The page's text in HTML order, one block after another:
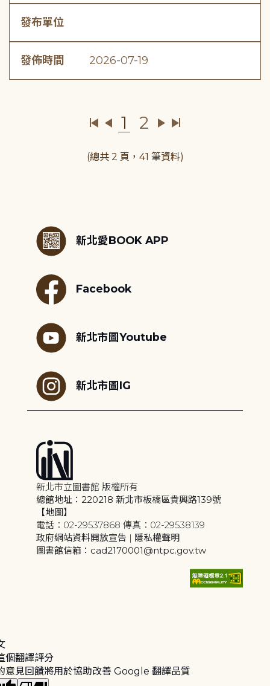
發布單位
發佈時間 2026-07-19
1 2
(總共 2 頁，41 筆資料)
新北愛BOOK APP
Facebook
新北市圖Youtube
新北市圖IG
新北市立圖書館 版權所有
總館地址：220218 新北市板橋區貴興路139號
【地圖】
電話：02-29537868 傳真：02-29538139
政府網站資料開放宣告 | 隱私權聲明
圖書館信箱：cad2170001@ntpc.gov.tw
個翻譯評分
意見回饋將用於協助改善 Google 翻譯品質